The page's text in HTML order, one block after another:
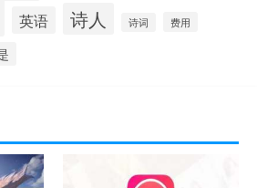
英语 诗人 诗词 费用